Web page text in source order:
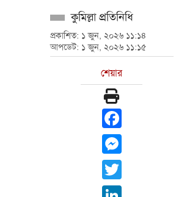
কুমিল্লা প্রতিনিধি
প্রকাশিত: ১ জুন, ২০২৬ ১১:১৪
আপডেট: ১ জুন, ২০২৬ ১১:১৫
শেয়ার
Facebook
Messenger
Twitter
LinkedIn